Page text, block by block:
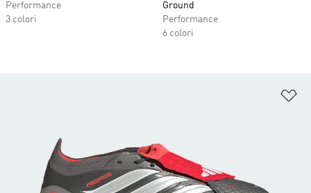
Performance
3 colori
Ground
Performance
6 colori